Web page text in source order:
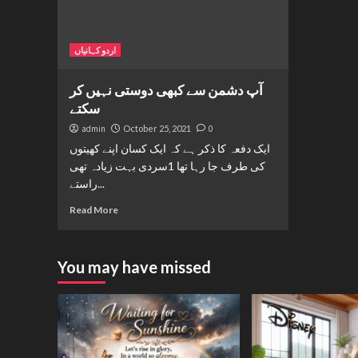
اردو کہانیاں
آپ دشمن سے کبھی دوستی نہیں کر
سکتے
admin October 25, 2021 0
ایک دفعہ کا ذکر ہے کہ ایک کسان اپنے کھیتوں
کی طرف جا رہا تھا 1سردی بہت زیادہ تھی
راستے...
Read More
You may have missed